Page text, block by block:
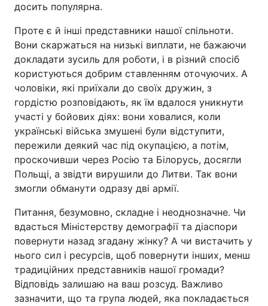
досить популярна.
Проте є й інші представники нашої спільноти.
Вони скаржаться на низькі виплати, не бажаючи
докладати зусиль для роботи, і в різний спосіб
користуються добрим ставленням оточуючих. А
чоловіки, які приїхали до своїх дружин, з
гордістю розповідають, як їм вдалося уникнути
участі у бойових діях: вони ховалися, коли
українські війська змушені були відступити,
пережили деякий час під окупацією, а потім,
проскочивши через Росію та Білорусь, досягли
Польщі, а звідти вирушили до Литви. Так вони
змогли обманути одразу дві армії.
Питання, безумовно, складне і неоднозначне. Чи
вдасться Міністерству демографії та діаспори
повернути назад згадану жінку? А чи вистачить у
нього сил і ресурсів, щоб повернути інших, менш
традиційних представників нашої громади?
Відповідь залишаю на ваш розсуд. Важливо
зазначити, що та група людей, яка покладається